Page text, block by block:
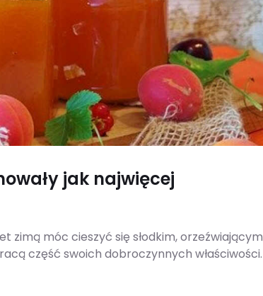
jak najwięcej
zimą móc cieszyć się słodkim, orzeźwiającym
część swoich dobroczynnych właściwości.